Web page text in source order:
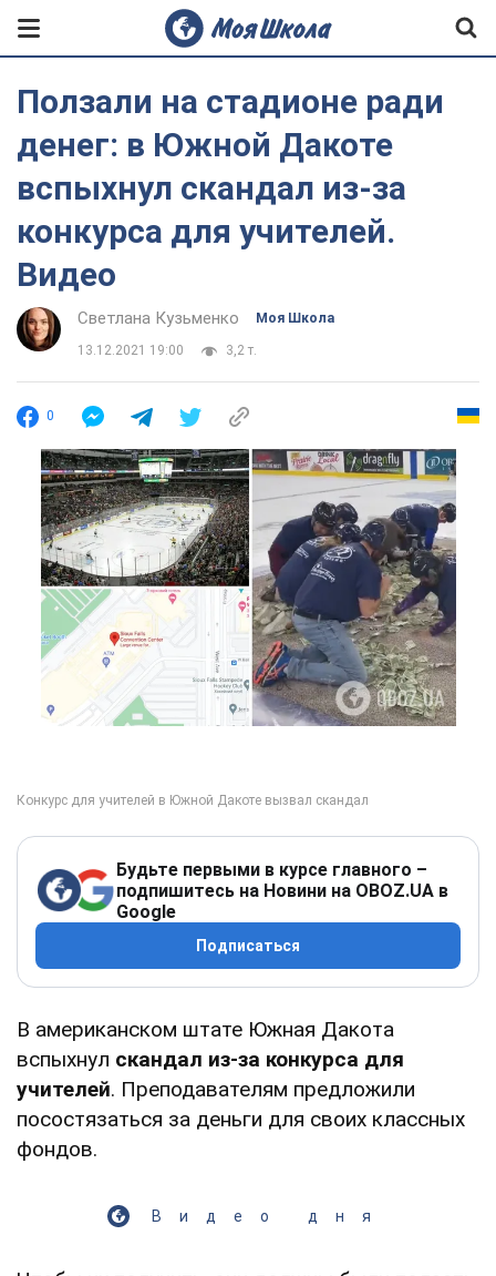
Ползали на стадионе ради
денег: в Южной Дакоте
вспыхнул скандал из-за
конкурса для учителей.
Видео
Светлана Кузьменко Моя Школа
13.12.2021 19:00 3,2 т.
0
Будьте первыми в курсе главного –
подпишитесь на Новини на OBOZ.UA в
Google
Подписаться
В американском штате Южная Дакота
вспыхнул скандал из-за конкурса для
учителей. Преподавателям предложили
посостязаться за деньги для своих классных
фондов.
Видео дня